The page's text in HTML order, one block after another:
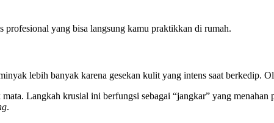
profesional yang bisa langsung kamu praktikkan di rumah.
lebih banyak karena gesekan kulit yang intens saat berkedip.
Langkah krusial ini berfungsi sebagai “jangkar” yang menahan
.